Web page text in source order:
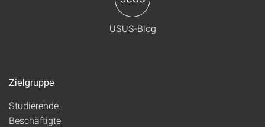
USUS-Blog
Zielgruppe
Studierende
Beschäftigte